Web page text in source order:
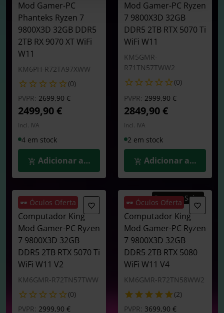
Mod Gamer-PC
Phanteks Ryzen 7
9800X3D 32GB DDR5
2TB RX 9070 XT WiFi
W11
KM6PH-R72TA97XWW
(0)
PVPR: Preço reduzido de
2699,90 €para
2499,90 €
Incl. IVA
4 em stock
Adicionar ao Carrinho
Mod Gamer-PC Ryzen
7 9800X3D 32GB
DDR5 2TB RTX 5070 Ti
WiFi W11
KM5GMR-
R71TN57TWW2
(0)
PVPR: Preço reduzido de
2999,90 €para
2849,90 €
Incl. IVA
2 em stock
Adicionar ao
🕶️ Óculos Oferta
Computador King
Mod Gamer-PC Ryzen
7 9800X3D 32GB
DDR5 2TB RTX 5070 Ti
WiFi W11 V2
KM6GMR-R72TN57TWW
(0)
PVPR: Preço reduzido de
2999,90 €para
🕶️ Óculos Oferta
Summer Sales
Computador King
Mod Gamer-PC Ryzen
7 9800X3D 32GB
DDR5 2TB RTX 5080
WiFi W11 V4
KM6GMR-R72TN58WW2
(2)
PVPR: Preço reduzido de
3699,90 €para